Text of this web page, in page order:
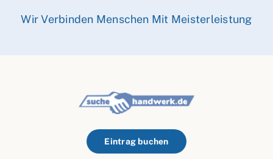
Wir Verbinden Menschen Mit Meisterleistung
Eintrag buchen